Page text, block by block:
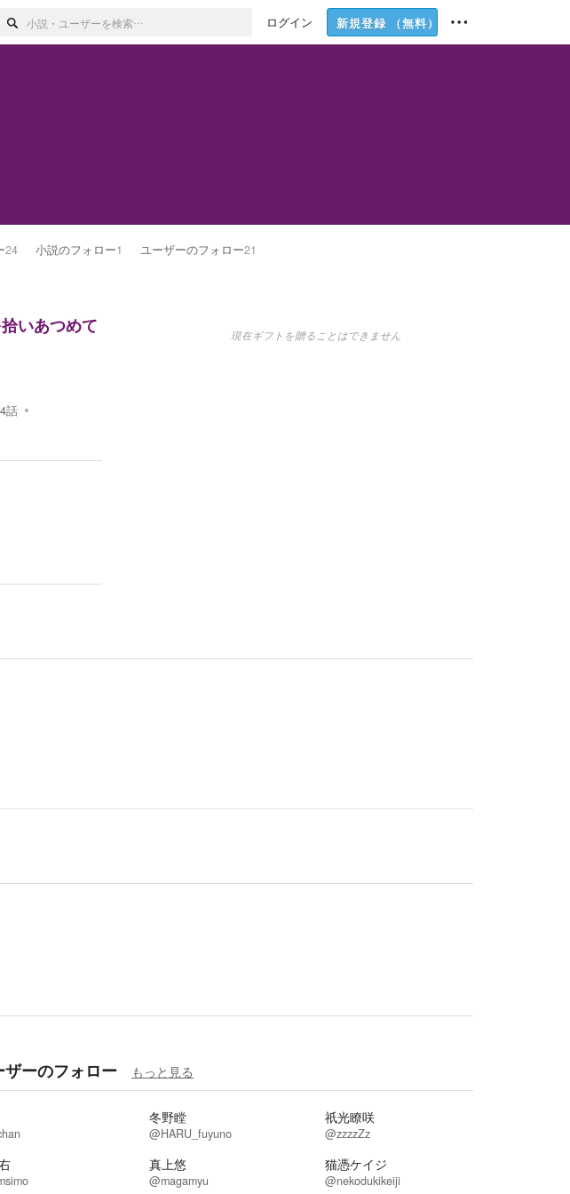
ログイン 新規登録 （無料）
24 小説のフォロー1 ユーザーのフォロー21
いあつめて
4話
現在ギフトを贈ることはできません
ザーのフォロー もっと見る
冬野瞠
@HARU_fuyuno
祇光瞭咲
@zzzzZz
真上悠
@magamyu
猫憑ケイジ
@nekodukikeiji